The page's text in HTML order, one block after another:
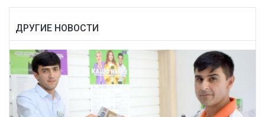
ДРУГИЕ НОВОСТИ